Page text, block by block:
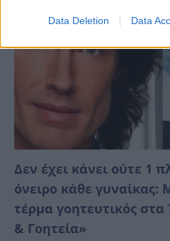
Data Deletion Data
Δεν έχει κάνει ούτε 1
όνειρο κάθε γυναίκας:
τέρμα γοητευτικός στα
& Γοητεία»